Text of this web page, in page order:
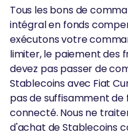
Tous les bons de
intégral en fonds
exécutons votre
limiter, le paiement des
devez pas passer de
Stablecoins avec Fiat
pas de suffisamment
connecté. Nous ne
d'achat de Stablecoins